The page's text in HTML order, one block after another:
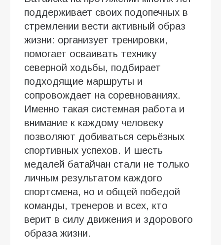
поддерживает своих подопечных в
стремлении вести активный образ
жизни: организует тренировки,
помогает осваивать технику
северной ходьбы, подбирает
подходящие маршруты и
сопровождает на соревнованиях.
Именно такая системная работа и
внимание к каждому человеку
позволяют добиваться серьёзных
спортивных успехов. И шесть
медалей батайчан стали не только
личным результатом каждого
спортсмена, но и общей победой
команды, тренеров и всех, кто
верит в силу движения и здорового
образа жизни.